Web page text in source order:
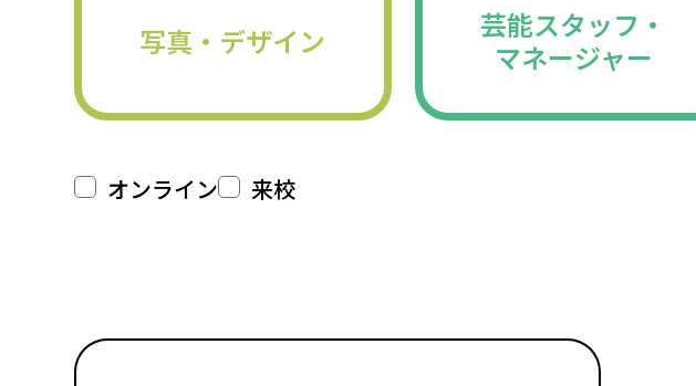
写真・デザイン
芸能スタッフ・
マネージャー
オンライン 来校